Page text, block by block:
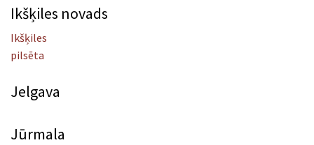
Ikšķiles novads
Ikšķiles
pilsēta
Jelgava
Jūrmala